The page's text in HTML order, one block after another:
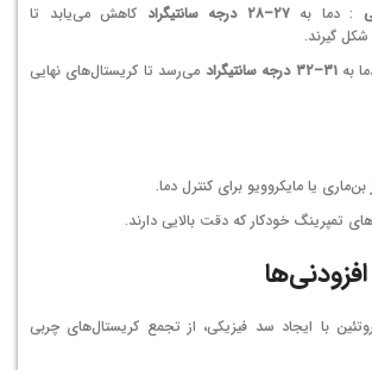
: دما به۲۷–۲۸ درجه سانتیگراد
کاهش می‌یابد تا
شکل گیرند.
به۳۱–۳۲ درجه سانتیگراد
می‌رسد تا کریستال‌های نهایی
بن‌ماری یا مایکروویو برای کنترل دما.
تمپرینگ خودکار که دقت بالایی دارند.
با ایجاد سد فیزیکی، از تجمع کریستال‌های چربی